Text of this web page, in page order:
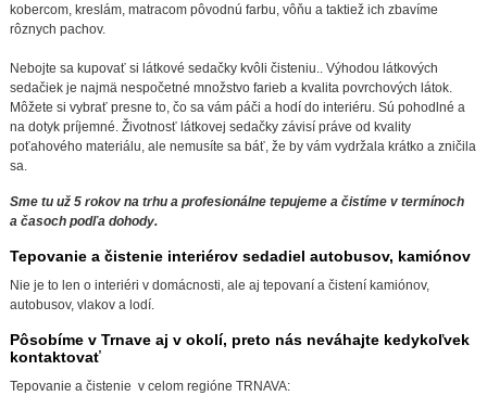
kobercom, kreslám, matracom pôvodnú farbu, vôňu a taktiež ich zbavíme
rôznych pachov.
Nebojte sa kupovať si látkové sedačky kvôli čisteniu.. Výhodou látkových
sedačiek je najmä nespočetné množstvo farieb a kvalita povrchových látok.
Môžete si vybrať presne to, čo sa vám páči a hodí do interiéru. Sú pohodlné a
na dotyk príjemné. Životnosť látkovej sedačky závisí práve od kvality
poťahového materiálu, ale nemusíte sa báť, že by vám vydržala krátko a zničila
sa.
Sme tu už 5 rokov na trhu a profesionálne tepujeme a čistíme v termínoch
a časoch podľa dohody.
Tepovanie a čistenie interiérov sedadiel autobusov, kamiónov
Nie je to len o interiéri v domácnosti, ale aj tepovaní a čistení kamiónov,
autobusov, vlakov a lodí.
Pôsobíme v Trnave aj v okolí, preto nás neváhajte kedykoľvek
kontaktovať
Tepovanie a čistenie v celom regióne TRNAVA: